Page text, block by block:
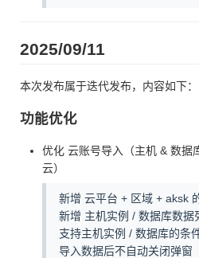
2025/09/11
本次发布属于迭代发布，内容如下：
功能优化
优化 云账号导入（主机 & 数据
云）
新增 云平台 + 区域 + aksk
新增 主机实例 / 数据库数据
支持主机实例 / 数据库的条
导入数据后不自动关闭弹窗